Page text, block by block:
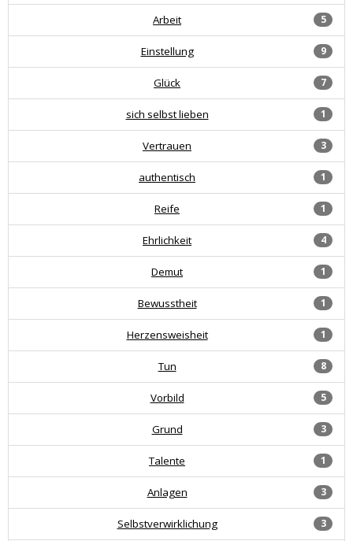
5
Arbeit
9
Einstellung
7
Glück
1
sich selbst lieben
3
Vertrauen
1
authentisch
1
Reife
4
Ehrlichkeit
1
Demut
1
Bewusstheit
1
Herzensweisheit
8
Tun
5
Vorbild
3
Grund
1
Talente
3
Anlagen
3
Selbstverwirklichung